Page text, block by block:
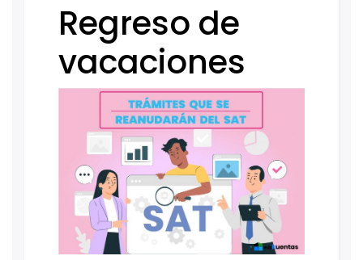
Regreso de
vacaciones